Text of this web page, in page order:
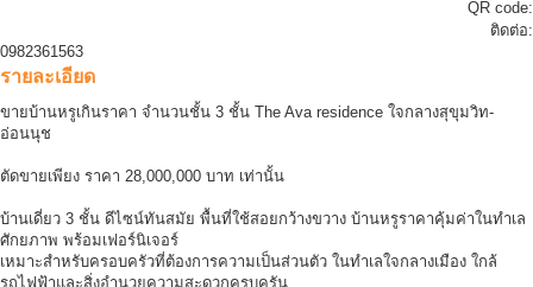
QR code:
ติดต่อ:
0982361563
รายละเอียด
ขายบ้านหรูเกินราคา จำนวนชั้น 3 ชั้น The Ava residence ใจกลางสุขุมวิท-
อ่อนนุช
ตัดขายเพียง ราคา 28,000,000 บาท เท่านั้น
บ้านเดี่ยว 3 ชั้น ดีไซน์ทันสมัย พื้นที่ใช้สอยกว้างขวาง บ้านหรูราคาคุ้มค่าในทำเล
ศักยภาพ พร้อมเฟอร์นิเจอร์
เหมาะสำหรับครอบครัวที่ต้องการความเป็นส่วนตัว ในทำเลใจกลางเมือง ใกล้
รถไฟฟ้าและสิ่งอำนวยความสะดวกครบครัน